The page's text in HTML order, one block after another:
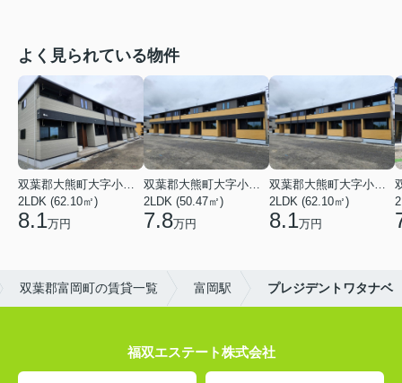
よく見られている物件
双葉郡大熊町大字小入野字西大和久
2LDK (62.10㎡)
8.1万円
双葉郡大熊町大字小入野字西大和久
2LDK (50.47㎡)
7.8万円
双葉郡大熊町大字小入野字西大和久
2LDK (62.10㎡)
8.1万円
双葉郡富岡町の賃貸一覧 富岡駅 プレジデントワタナベ
福双エステート株式会社